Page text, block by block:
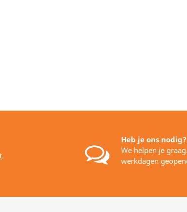
.
Heb je ons nodig?
We helpen je graag.
werkdagen